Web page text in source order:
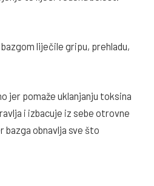
liječile gripu, prehladu,
jer pomaže uklanjanju toksina
i izbacuje iz sebe otrovne
obnavlja sve što